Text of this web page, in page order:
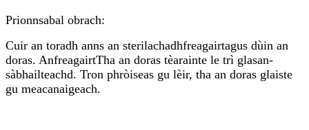
Prionnsabal obrach:
Cuir an toradh anns an sterilachadhfreagairtagus dùin an
doras. AnfreagairtTha an doras tèarainte le trì glasan-
sàbhailteachd. Tron phròiseas gu lèir, tha an doras glaiste
gu meacanaigeach.